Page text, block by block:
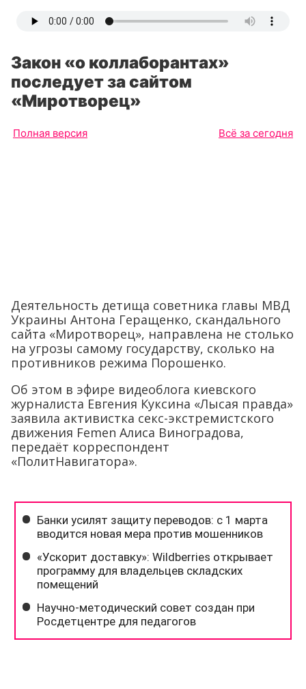
Закон «о коллаборантах»
последует за сайтом
«Миротворец»
Полная версия Всё за сегодня
Деятельность детища советника главы МВД
Украины Антона Геращенко, скандального
сайта «Миротворец», направлена не столько
на угрозы самому государству, сколько на
противников режима Порошенко.
Об этом в эфире видеоблога киевского
журналиста Евгения Куксина «Лысая правда»
заявила активистка секс-экстремистского
движения Femen Алиса Виноградова,
передаёт корреспондент
«ПолитНавигатора».